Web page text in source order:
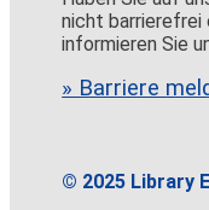
nicht barrierefrei
informieren Sie
» Barriere
© 2025 Library